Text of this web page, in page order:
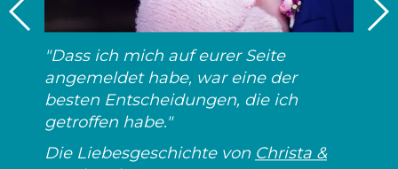
"Dass ich mich auf eurer Seite
angemeldet habe, war eine der
besten Entscheidungen, die ich
getroffen habe."
Die Liebesgeschichte von Christa &